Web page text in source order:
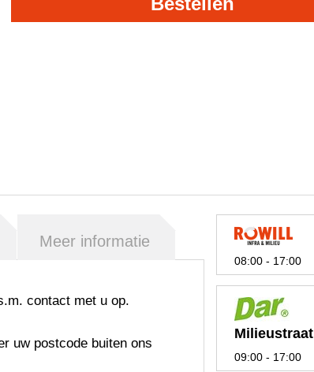
Meer informatie
contact met u op.
uw postcode buiten ons
08:00 - 17:00
Milieustraat
09:00 - 17:00